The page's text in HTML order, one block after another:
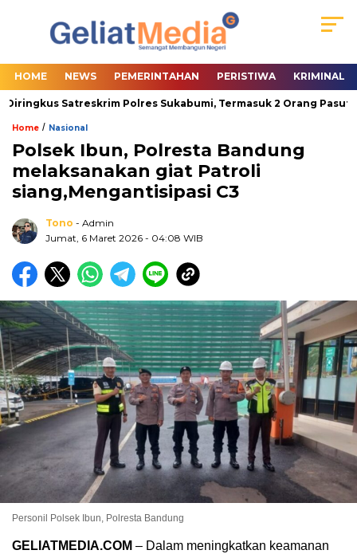
HOME NEWS PEMERINTAHAN PERISTIWA KRIMINAL
Satreskrim Polres Sukabumi, Termasuk 2 Orang Pasutri
Home / Nasional
Polsek Ibun, Polresta Bandung
melaksanakan giat Patroli
siang,Mengantisipasi C3
Tono - Admin
Jumat, 6 Maret 2026 - 04:08 WIB
Personil Polsek Ibun, Polresta Bandung
GELIATMEDIA.COM – Dalam meningkatkan keamanan